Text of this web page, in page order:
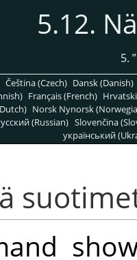
5.12.
5. ”
Čeština (Czech) Dansk (Danish)
Français (French)
Norsk Nynorsk
(Russian) Slovenčina
український